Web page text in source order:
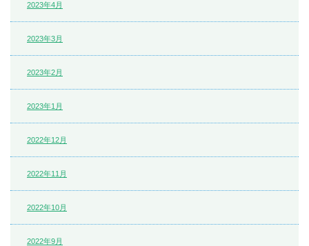
2023年4月
2023年3月
2023年2月
2023年1月
2022年12月
2022年11月
2022年10月
2022年9月